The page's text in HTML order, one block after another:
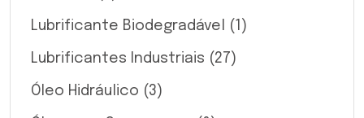
Lubrificante Biodegradável (1)
Lubrificantes Industriais (27)
Óleo Hidráulico (3)